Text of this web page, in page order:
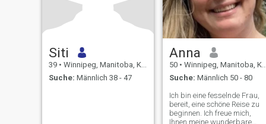
Siti
39 • Winnipeg, Manitoba, Kanada
Suche: Männlich 38 - 47
Anna
50 • Winnipeg, Manitoba, Kanada
Suche: Männlich 50 - 80
Ich bin eine fesselnde Frau,
bereit, eine schöne Reise zu
beginnen. Ich freue mich,
Ihnen meine wunderbare